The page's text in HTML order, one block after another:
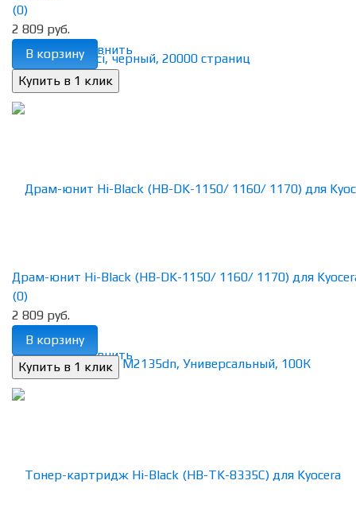
избранное сравнить
(0)
2 809 руб.
В корзину
избранное сравнить
Драм-юнит Hi-Black (HB-DK-1150/ 1160/ 1170) для
(0)
2 809 руб.
В корзину